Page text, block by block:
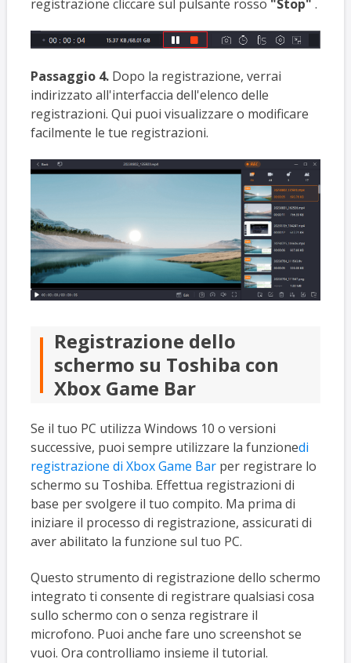
registrazione cliccare sul pulsante rosso "Stop" .
Passaggio 4.Dopo la registrazione, verrai
indirizzato all'interfaccia dell'elenco delle
registrazioni. Qui puoi visualizzare o modificare
facilmente le tue registrazioni.
Registrazione dello
schermo su Toshiba con
Xbox Game Bar
Se il tuo PC utilizza Windows 10 o versioni
successive, puoi sempre utilizzare la funzionedi
registrazione di Xbox Game Barper registrare lo
schermo su Toshiba. Effettua registrazioni di
base per svolgere il tuo compito. Ma prima di
iniziare il processo di registrazione, assicurati di
aver abilitato la funzione sul tuo PC.
Questo strumento di registrazione dello schermo
integrato ti consente di registrare qualsiasi cosa
sullo schermo con o senza registrare il
microfono. Puoi anche fare uno screenshot se
vuoi. Ora controlliamo insieme il tutorial.